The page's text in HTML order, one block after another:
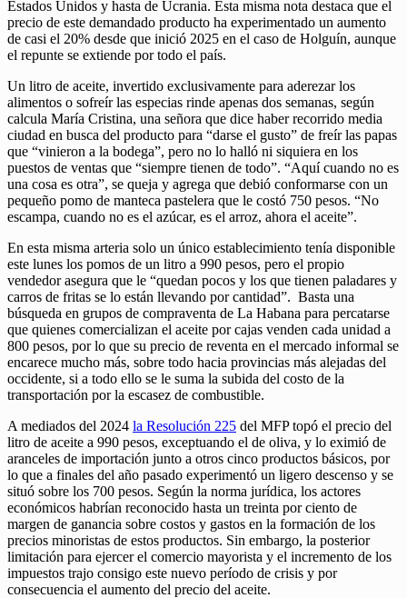
Estados Unidos y hasta de Ucrania. Esta misma nota destaca que el
precio de este demandado producto ha experimentado un aumento
de casi el 20% desde que inició 2025 en el caso de Holguín, aunque
el repunte se extiende por todo el país.
Un litro de aceite, invertido exclusivamente para aderezar los
alimentos o sofreír las especias rinde apenas dos semanas, según
calcula María Cristina, una señora que dice haber recorrido media
ciudad en busca del producto para “darse el gusto” de freír las papas
que “vinieron a la bodega”, pero no lo halló ni siquiera en los
puestos de ventas que “siempre tienen de todo”. “Aquí cuando no es
una cosa es otra”, se queja y agrega que debió conformarse con un
pequeño pomo de manteca pastelera que le costó 750 pesos. “No
escampa, cuando no es el azúcar, es el arroz, ahora el aceite”.
En esta misma arteria solo un único establecimiento tenía disponible
este lunes los pomos de un litro a 990 pesos, pero el propio
vendedor asegura que le “quedan pocos y los que tienen paladares y
carros de fritas se lo están llevando por cantidad”. Basta una
búsqueda en grupos de compraventa de La Habana para percatarse
que quienes comercializan el aceite por cajas venden cada unidad a
800 pesos, por lo que su precio de reventa en el mercado informal se
encarece mucho más, sobre todo hacia provincias más alejadas del
occidente, si a todo ello se le suma la subida del costo de la
transportación por la escasez de combustible.
A mediados del 2024 la Resolución 225 del MFP topó el precio del
litro de aceite a 990 pesos, exceptuando el de oliva, y lo eximió de
aranceles de importación junto a otros cinco productos básicos, por
lo que a finales del año pasado experimentó un ligero descenso y se
situó sobre los 700 pesos. Según la norma jurídica, los actores
económicos habrían reconocido hasta un treinta por ciento de
margen de ganancia sobre costos y gastos en la formación de los
precios minoristas de estos productos. Sin embargo, la posterior
limitación para ejercer el comercio mayorista y el incremento de los
impuestos trajo consigo este nuevo período de crisis y por
consecuencia el aumento del precio del aceite.